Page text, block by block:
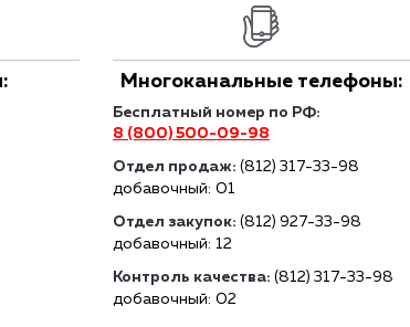
Многоканальные телефоны:
Бесплатный номер по РФ:
8 (800) 500-09-98
Отдел продаж: (812) 317-33-98
добавочный: 01
Отдел закупок: (812) 927-33-98
добавочный: 12
Контроль качества: (812) 317-33-98
добавочный: 02